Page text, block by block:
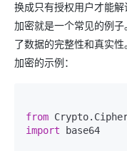
换成只有授权用户才能
加密就是一个常见的例
了数据的完整性和真实
加密的示例：
from
import base64